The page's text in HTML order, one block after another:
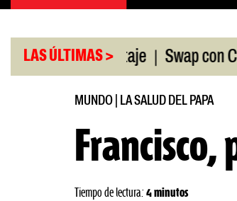
LAS ÚLTIMAS >
a peritaje | Swap con China
MUNDO| LA SALUD DEL PAPA
Francisco,
Tiempo de lectura: 4 minutos